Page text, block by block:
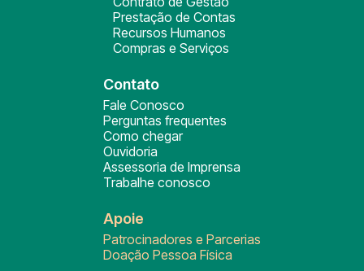
Prestação de Contas
Recursos Humanos
Compras e Serviços
Contato
Fale Conosco
Perguntas frequentes
Como chegar
Ouvidoria
Assessoria de Imprensa
Trabalhe conosco
Apoie
Patrocinadores e Parcerias
Doação Pessoa Física